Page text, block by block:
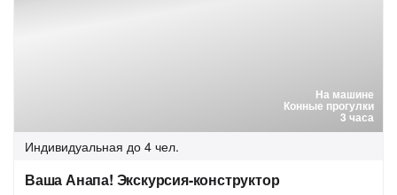
На машине
Конные прогулки
3 часа
Индивидуальная до 4 чел.
Ваша Анапа! Экскурсия-конструктор